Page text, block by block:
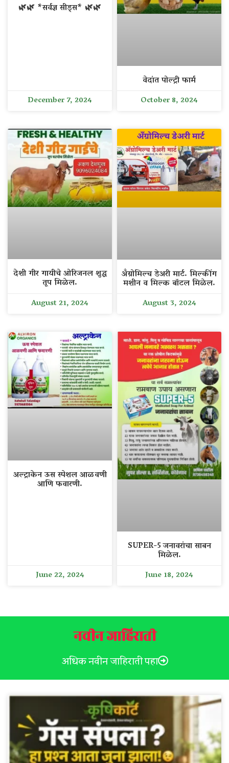
🌿🌿 *सर्वज्ञ सीड्स* 🌿🌿
December 7, 2024
वेदांत पोल्ट्री फार्म
October 8, 2024
देशी गीर गायीचे ओरिजनल शुद्ध
तूप मिळेल.
August 21, 2024
अँग्रोमिल्च डेअरी मार्ट. मिल्कींग
मशीन व मिल्क बॉटल मिळेल.
August 3, 2024
अल्ट्राकेन ऊस स्पेशल आळवणी
आणि फवारणी.
June 22, 2024
SUPER-5 जनावरांचा साबन
मिळेल.
June 18, 2024
नवीन जाहिराती
अधिक नवीन जाहिराती पहा